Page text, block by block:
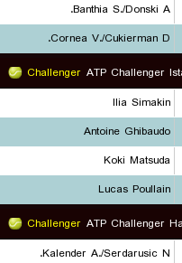
Banthia S./Donski A.
Cornea V./Cukierman D.
Challenger ATP Challenger
Ilia Simakin
Antoine Ghibaudo
Koki Matsuda
Lucas Poullain
Challenger ATP Challenger
Kalender A./Serdarusic N.